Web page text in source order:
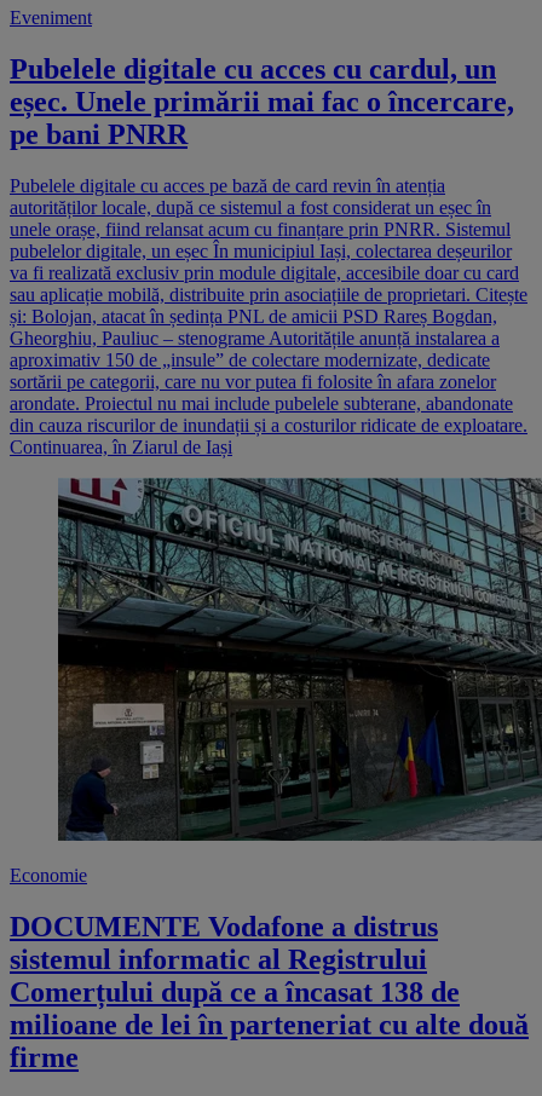
Eveniment
Pubelele digitale cu acces cu cardul, un
eșec. Unele primării mai fac o încercare,
pe bani PNRR
Pubelele digitale cu acces pe bază de card revin în atenția
autorităților locale, după ce sistemul a fost considerat un eșec în
unele orașe, fiind relansat acum cu finanțare prin PNRR. Sistemul
pubelelor digitale, un eșec În municipiul Iași, colectarea deșeurilor
va fi realizată exclusiv prin module digitale, accesibile doar cu card
sau aplicație mobilă, distribuite prin asociațiile de proprietari. Citește
și: Bolojan, atacat în ședința PNL de amicii PSD Rareș Bogdan,
Gheorghiu, Pauliuc – stenograme Autoritățile anunță instalarea a
aproximativ 150 de „insule” de colectare modernizate, dedicate
sortării pe categorii, care nu vor putea fi folosite în afara zonelor
arondate. Proiectul nu mai include pubelele subterane, abandonate
din cauza riscurilor de inundații și a costurilor ridicate de exploatare.
Continuarea, în Ziarul de Iași
Economie
DOCUMENTE Vodafone a distrus
sistemul informatic al Registrului
Comerțului după ce a încasat 138 de
milioane de lei în parteneriat cu alte două
firme